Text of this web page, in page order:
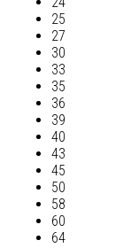
25
27
30
33
35
36
39
40
43
45
50
58
60
64